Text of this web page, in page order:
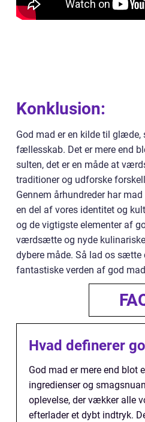
Konklusion:
God mad er en kilde til glæde,
fællesskab. Det er mere end
sulten, det er en måde at
traditioner og udforske
Gennem århundreder har
en del af vores identitet og
og de vigtigste elementer af
værdsætte og nyde
dybere måde. Så lad os sætte
fantastiske verden af god
Hvad definerer
God mad er mere end blot
ingredienser og
oplevelse, der vækker alle
efterlader et dybt indtryk.